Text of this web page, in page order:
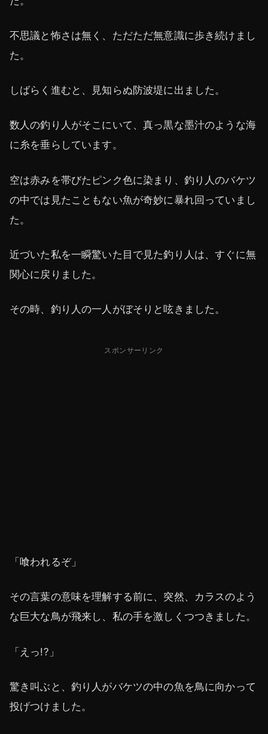
不思議と怖さは無く、ただただ無意識に歩き続けまし
た。
しばらく進むと、見知らぬ防波堤に出ました。
数人の釣り人がそこにいて、真っ黒な墨汁のような海
に糸を垂らしています。
空は赤みを帯びたピンク色に染まり、釣り人のバケツ
の中では見たこともない魚が奇妙に暴れ回っていまし
た。
近づいた私を一瞬驚いた目で見た釣り人は、すぐに無
関心に戻りました。
その時、釣り人の一人がぼそりと呟きました。
スポンサーリンク
「喰われるぞ」
その言葉の意味を理解する前に、突然、カラスのよう
な巨大な鳥が飛来し、私の手を激しくつつきました。
「えっ!?」
驚き叫ぶと、釣り人がバケツの中の魚を鳥に向かって
投げつけました。